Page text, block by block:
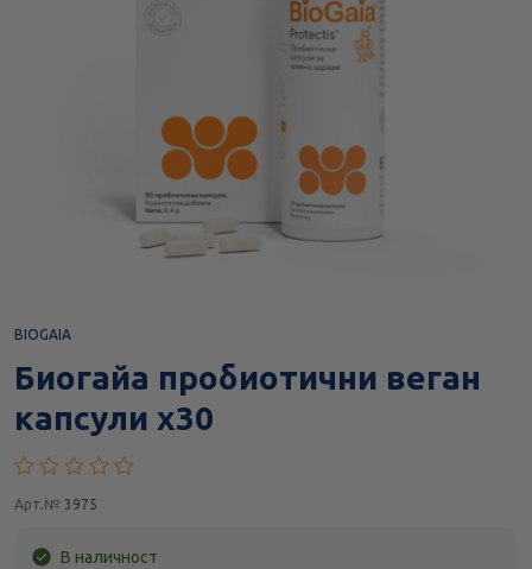
BIOGAIA
Биогайа пробиотични веган
капсули х30
Арт.№ 3975
В наличност